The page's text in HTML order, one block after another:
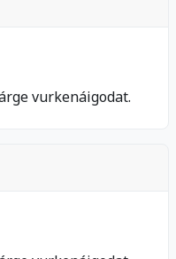
vurkenáigodat.